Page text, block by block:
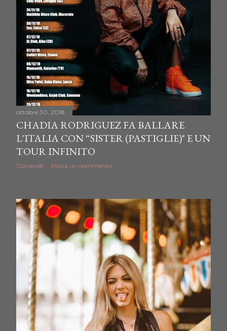
ottobre 30, 2018
CHADIA RODRIGUEZ FA BALLARE
L'ITALIA CON “SISTER (PASTIGLIE)" E UN
TOUR INFINITO
Condividi Posta un commento